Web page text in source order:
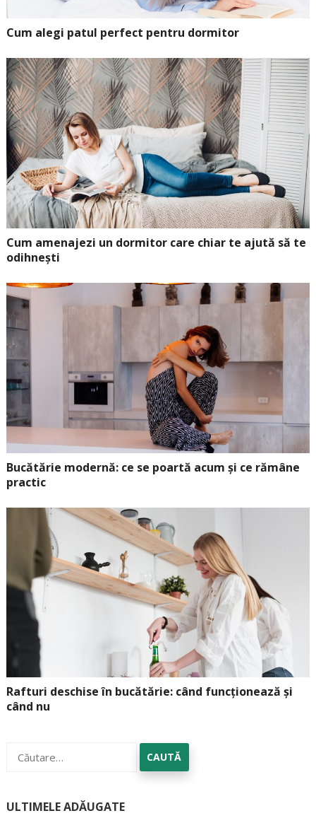
Cum alegi patul perfect pentru dormitor
Cum amenajezi un dormitor care chiar te ajută să te
odihnești
Bucătărie modernă: ce se poartă acum și ce rămâne
practic
Rafturi deschise în bucătărie: când funcționează și
când nu
după:
ULTIMELE ADĂUGATE